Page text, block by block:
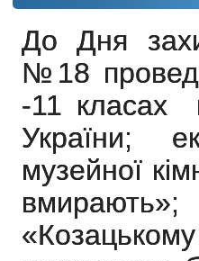
До Дня
№18
-11 класах
України;
музейної
вмирають»;